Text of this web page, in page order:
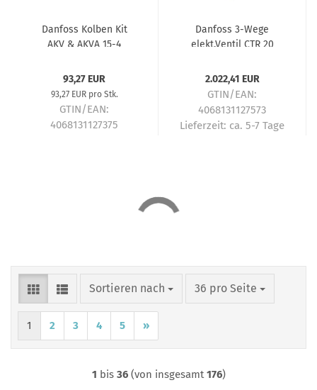
Danfoss Kolben Kit
AKV & AKVA 15-4
93,27 EUR
93,27 EUR pro Stk.
GTIN/EAN:
4068131127375
Danfoss 3-Wege
elekt.Ventil CTR 20
2.022,41 EUR
GTIN/EAN:
4068131127573
Lieferzeit: ca. 5-7 Tage
Sortieren nach
Sortieren nach 36 pro Seite
pro Seite
1 2 3 4 5 »
1 bis 36(von insgesamt176)